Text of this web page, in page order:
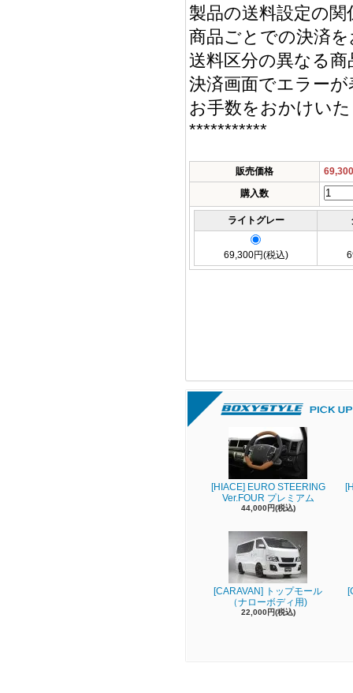
製品の送料設定の
商品ごとでの決済
送料区分の異なる
決済画面でエラー
お手数をおかけい
***********
販売価格
購入数
ライトグレー
69,300円(税込)
[HIACE] EURO STEERING
Ver.FOUR プレミアム
44,000円(税込)
[CARAVAN] トップモール
（ナローボディ用)
22,000円(税込)